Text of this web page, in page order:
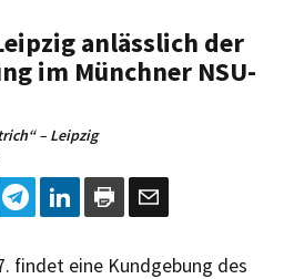
anlässlich der
im Münchner NSU-
– Leipzig
findet eine Kundgebung des